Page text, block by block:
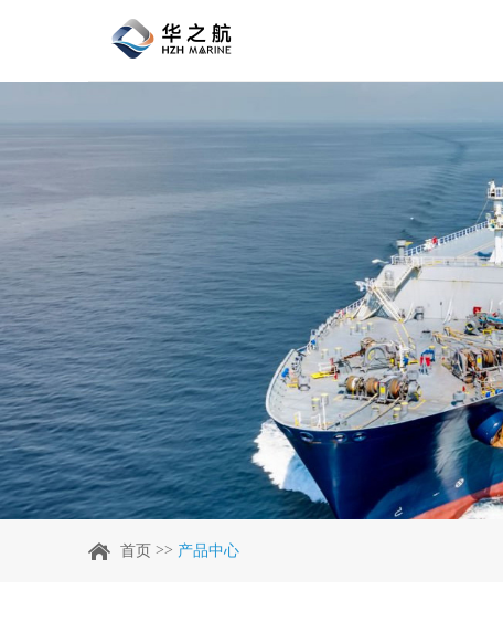
首页 >> 产品中心